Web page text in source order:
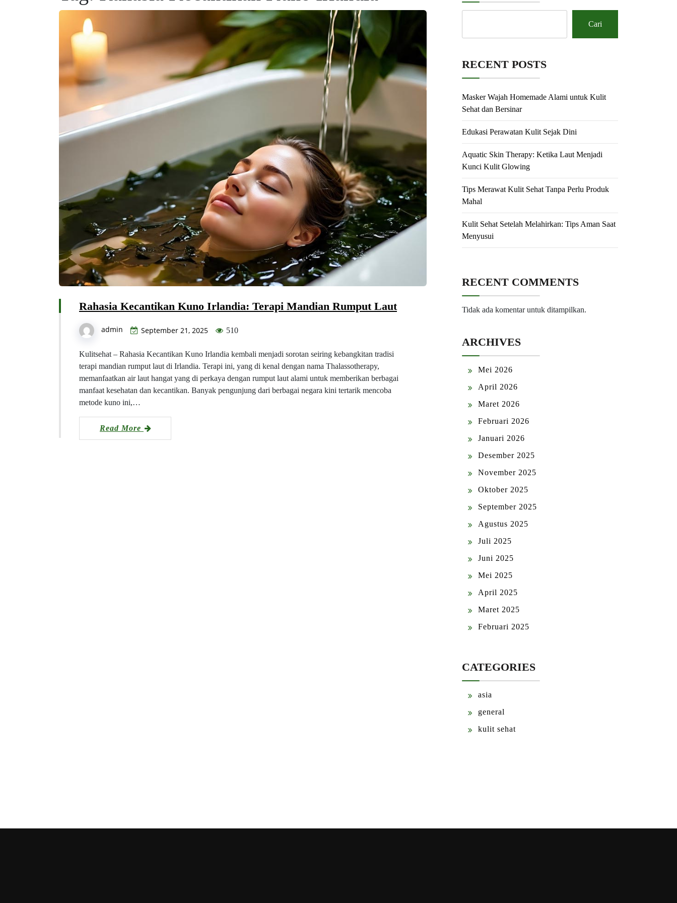
Rahasia Kecantikan Kuno Irlandia: Terapi Mandian Rumput Laut
admin September 21, 2025 510
Kulitsehat – Rahasia Kecantikan Kuno Irlandia kembali menjadi sorotan seiring kebangkitan tradisi
terapi mandian rumput laut di Irlandia. Terapi ini, yang di kenal dengan nama Thalassotherapy,
memanfaatkan air laut hangat yang di perkaya dengan rumput laut alami untuk memberikan berbagai
manfaat kesehatan dan kecantikan. Banyak pengunjung dari berbagai negara kini tertarik mencoba
metode kuno ini,…
Read More
Cari
RECENT POSTS
Masker Wajah Homemade Alami untuk Kulit
Sehat dan Bersinar
Edukasi Perawatan Kulit Sejak Dini
Aquatic Skin Therapy: Ketika Laut Menjadi
Kunci Kulit Glowing
Tips Merawat Kulit Sehat Tanpa Perlu Produk
Mahal
Kulit Sehat Setelah Melahirkan: Tips Aman Saat
Menyusui
RECENT COMMENTS
Tidak ada komentar untuk ditampilkan.
ARCHIVES
Mei 2026
April 2026
Maret 2026
Februari 2026
Januari 2026
Desember 2025
November 2025
Oktober 2025
September 2025
Agustus 2025
Juli 2025
Juni 2025
Mei 2025
April 2025
Maret 2025
Februari 2025
CATEGORIES
asia
general
kulit sehat